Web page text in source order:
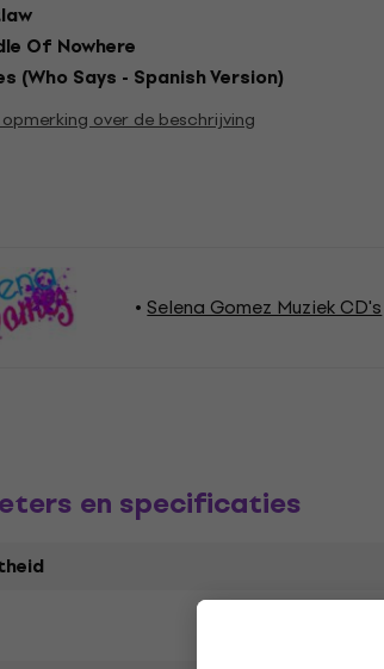
Of Nowhere
Says - Spanish Version)
over de beschrijving
Selena Gomez Muziek CD's
en specificaties